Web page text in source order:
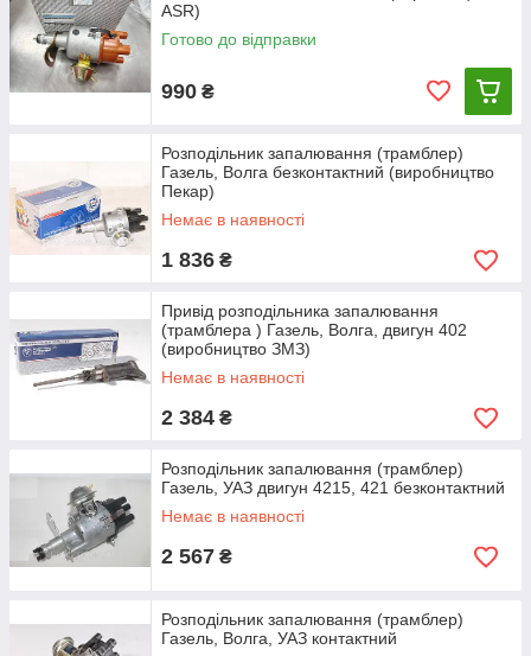
ASR)
Готово до відправки
990 ₴
Розподільник запалювання (трамблер)
Газель, Волга безконтактний (виробництво
Пекар)
Немає в наявності
1 836 ₴
Привід розподільника запалювання
(трамблера ) Газель, Волга, двигун 402
(виробництво ЗМЗ)
Немає в наявності
2 384 ₴
Розподільник запалювання (трамблер)
Газель, УАЗ двигун 4215, 421 безконтактний
Немає в наявності
2 567 ₴
Розподільник запалювання (трамблер)
Газель, Волга, УАЗ контактний